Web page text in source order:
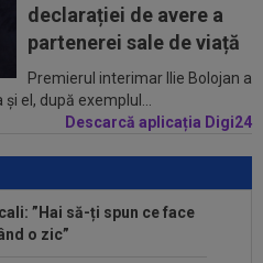
declarației de avere a
partenerei sale de viață
Premierul interimar Ilie Bolojan a
el, după exemplul...
Descarcă aplicația Digi24
de la CFR Cluj după
pe toți!”...
”Am vândut un jucător
alt club...
”Hai să-ți spun ce face
o zic”